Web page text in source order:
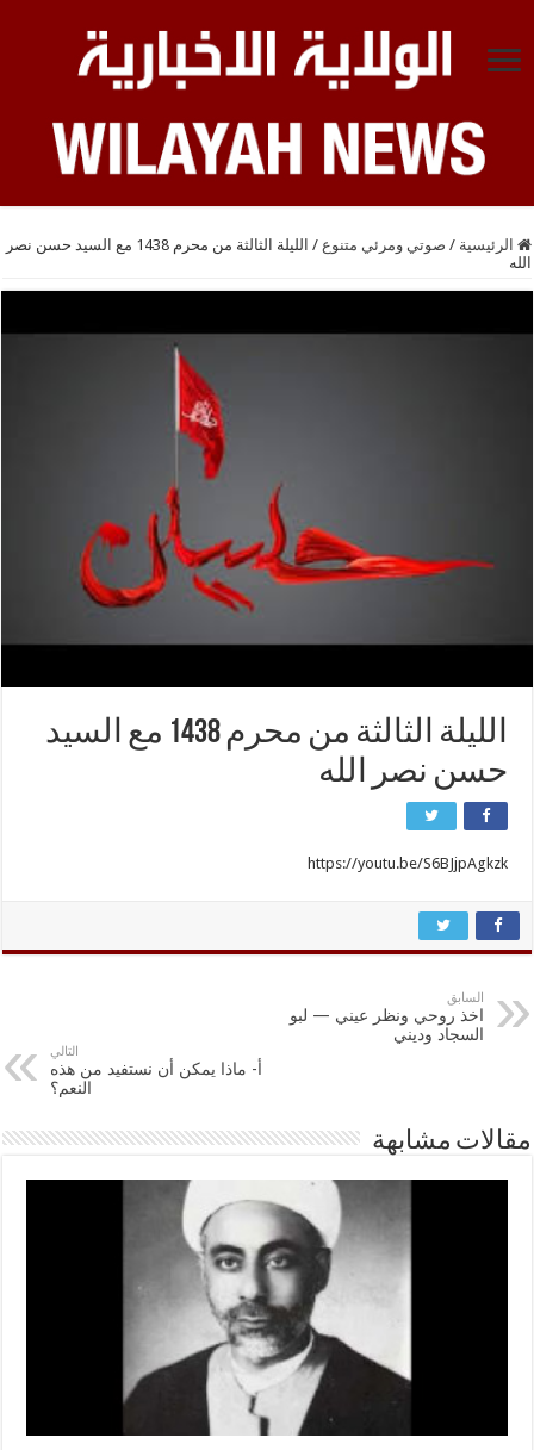
الرئيسية / صوتي ومرئي متنوع /
الليلة الثالثة من محرم 1438 مع السيد حسن نصر
الله
الليلة الثالثة من محرم 1438 مع السيد
حسن نصر الله
https://youtu.be/S6BJjpAgkzk
السابق
اخذ روحي ونظر عيني — لبو
السجاد وديني
التالي
أ- ماذا يمكن أن نستفيد من هذه
النعم؟
مقالات مشابهة